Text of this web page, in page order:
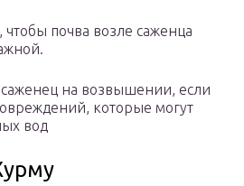
почва возле саженца
на возвышении, если
которые могут
вод